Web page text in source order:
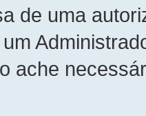
de uma
ache